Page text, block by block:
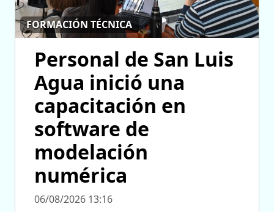
FORMACIÓN TÉCNICA
Personal de San Luis
Agua inició una
capacitación en
software de
modelación
numérica
06/08/2026 13:16